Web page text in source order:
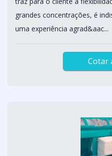
grandes concentrações, é
uma experiência agrad&aac...
Cotar